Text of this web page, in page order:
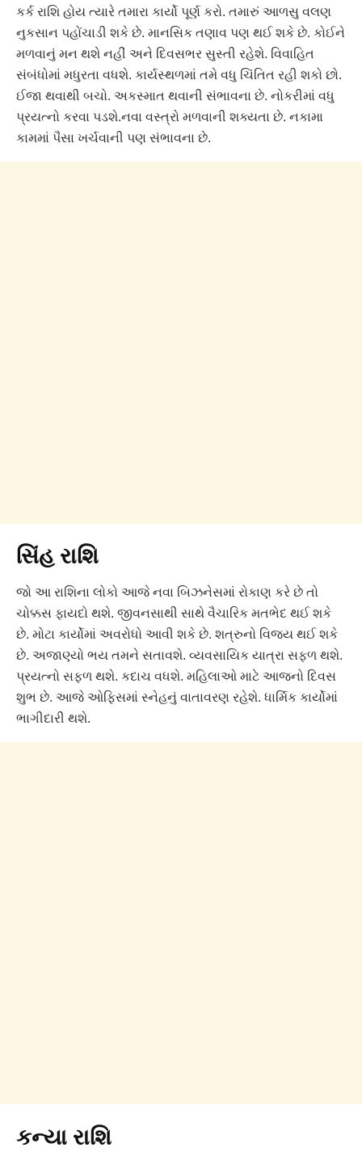
કર્ક રાશિ હોય ત્યારે તમારા કાર્યો પૂર્ણ કરો. તમારું આળસુ વલણ
નુકસાન પહોંચાડી શકે છે. માનસિક તણાવ પણ થઈ શકે છે. કોઈને
મળવાનું મન થશે નહીં અને દિવસભર સુસ્તી રહેશે. વિવાહિત
સંબંધોમાં મધુરતા વધશે. કાર્યસ્થળમાં તમે વધુ ચિંતિત રહી શકો છો.
ઈજા થવાથી બચો. અકસ્માત થવાની સંભાવના છે. નોકરીમાં વધુ
પ્રયત્નો કરવા પડશે.નવા વસ્ત્રો મળવાની શક્યતા છે. નકામા
કામમાં પૈસા ખર્ચવાની પણ સંભાવના છે.
સિંહ રાશિ
જો આ રાશિના લોકો આજે નવા બિઝનેસમાં રોકાણ કરે છે તો
ચોક્કસ ફાયદો થશે. જીવનસાથી સાથે વૈચારિક મતભેદ થઈ શકે
છે. મોટા કાર્યોમાં અવરોધો આવી શકે છે. શત્રુનો વિજય થઈ શકે
છે. અજાણ્યો ભય તમને સતાવશે. વ્યવસાયિક યાત્રા સફળ થશે.
પ્રયત્નો સફળ થશે. કદાચ વધશે. મહિલાઓ માટે આજનો દિવસ
શુભ છે. આજે ઓફિસમાં સ્નેહનું વાતાવરણ રહેશે. ધાર્મિક કાર્યોમાં
ભાગીદારી થશે.
કન્યા રાશિ